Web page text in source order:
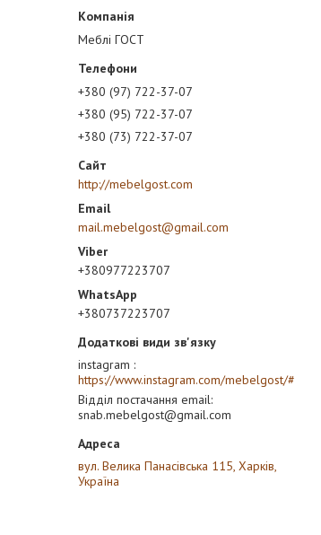
Меблі ГОСТ
+380 (97) 722-37-07
+380 (95) 722-37-07
+380 (73) 722-37-07
http://mebelgost.com
mail.mebelgost@gmail.com
+380977223707
+380737223707
instagram
https://www.instagram.com/mebelgost/#
Відділ постачання email
snab.mebelgost@gmail.com
вул. Велика Панасівська 115, Харків,
Україна